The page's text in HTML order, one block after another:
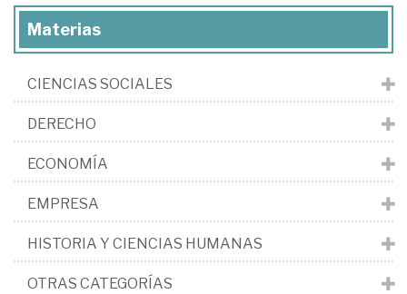
Materias
CIENCIAS SOCIALES
DERECHO
ECONOMÍA
EMPRESA
HISTORIA Y CIENCIAS HUMANAS
OTRAS CATEGORÍAS